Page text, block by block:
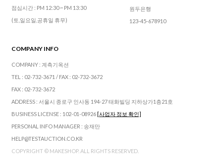
점심시간 : PM 12:30 ~ PM 13:30
(토,일요일,공휴일 휴무)
원두은행
123-45-678910
COMPANY INFO
COMPANY : 계측기옥션
TEL : 02-732-3671 / FAX : 02-732-3672
FAX : 02-732-3672
ADDRESS : 서울시 종로구 인사동 194-27 태화빌딩 지하상가1층21호
BUSINESS LICENSE : 102-01-08926[사업자 정보 확인]
PERSONAL INFO MANAGER : 송재만
HELP@TESTAUCTION.CO.KR
COPYRIGHT © MAKESHOP. ALL RIGHTS RESERVED.